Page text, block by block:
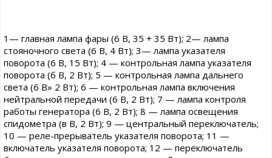
1— главная лампа фары (6 В, 35 + 35 Вт); 2— лампа
стояночного света (6 В, 4 Вт); 3— лампа указателя
поворота (6 В, 15 Вт); 4 — контрольная лампа указателя
поворота (б В, 2 Вт); 5 — контрольная лампа дальнего
света (6 В» 2 Вт); 6 — контрольная лампа включения
нейтральной передачи (6 В, 2 Вт); 7 — лампа контроля
работы генератора (6 В, 2 Вт); 8 — лампа освещения
спидометра (в В, 2 Вт); 9 — центральный переключатель;
10 — реле-прерыватель указателя поворота; 11 —
включатель указателя поворота; 12 — переключатель